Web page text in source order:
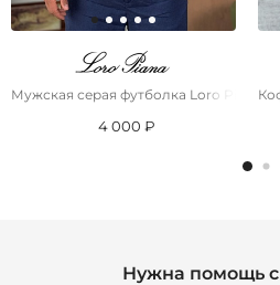
Мужская серая футболка Loro Piana
4 000 ₽
Нужна помощь с